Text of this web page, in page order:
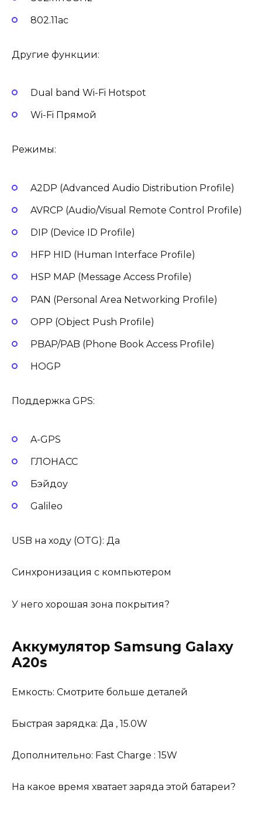
802.11ac
Другие функции:
Dual band Wi-Fi Hotspot
Wi-Fi Прямой
Режимы:
A2DP (Advanced Audio Distribution Profile)
AVRCP (Audio/Visual Remote Control Profile)
DIP (Device ID Profile)
HFP HID (Human Interface Profile)
HSP MAP (Message Access Profile)
PAN (Personal Area Networking Profile)
OPP (Object Push Profile)
PBAP/PAB (Phone Book Access Profile)
HOGP
Поддержка GPS:
A-GPS
ГЛОНАСС
Бэйдоу
Galileo
USB на ходу (OTG): Да
Синхронизация с компьютером
У него хорошая зона покрытия?
Аккумулятор Samsung Galaxy
A20s
Емкость: Смотрите больше деталей
Быстрая зарядка: Да , 15.0W
Дополнительно: Fast Charge : 15W
На какое время хватает заряда этой батареи?